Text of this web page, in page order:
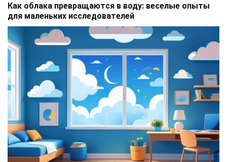
Как облака превращаются в воду: веселые опыты
для маленьких исследователей